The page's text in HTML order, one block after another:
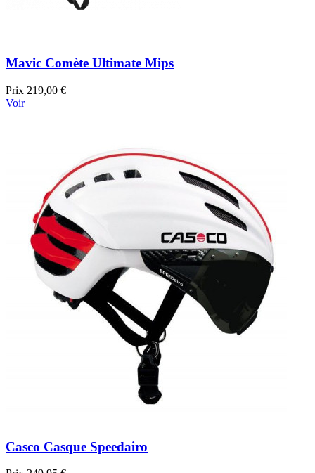
Mavic Comète Ultimate Mips
Prix 219,00 €
Voir
Casco Casque Speedairo